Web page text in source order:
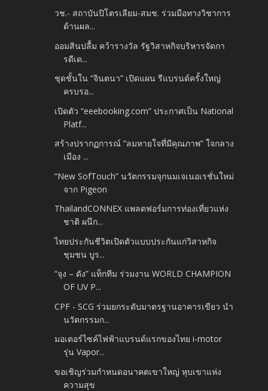
วช.- สถาบันปิโตรเลียม-สมช. ร่วมมือทางวิชาการ
ด้านผล...
ออมสินปลื้ม คว้ารางวัล รัฐวิสาหกิจบริหารจัดกา
รดีเด...
ชุดชั้นใน “จินตนา” เปิดแผน รีแบรนด์ครั้งใหญ่
ครบรอ...
เปิดตัว “eeebooking.com” ประกาศเป็น National
Platf...
สร้างปรากฏการณ์ “ลมหายใจที่มีคุณภาพ” ใจกลาง
เมือง ...
“New SofTouch” นวัตกรรมจุกนมเจเนอเรชั่นใหม่
จาก Pigeon
ThailandCONNEX แพลตฟอร์มการท่องเที่ยวแห่ง
ชาติ ผนึก...
ไทยประกันชีวิตเปิดตัวแบบประกันแก่วิสาหกิจ
ชุมชน บูร...
“จุง – ดัง” แท็กทีม ร่วมงาน WORLD CHAMPION
OF UV P...
CPF - SCG ร่วมยกระดับมาตรฐานอาคารเขียว นำ
นวัตกรรมก...
มอเตอร์ไซค์ไฟฟ้าแบรนด์แรกของไทย i-motor
รุ่น Vapor...
ขอเชิญร่วมกำหนดอนาคตเขาใหญ่ หุบเขาแห่ง
ความสุข